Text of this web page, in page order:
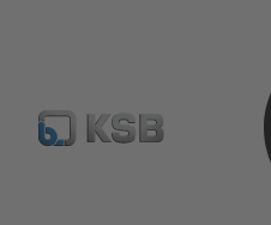
Productcatalogus